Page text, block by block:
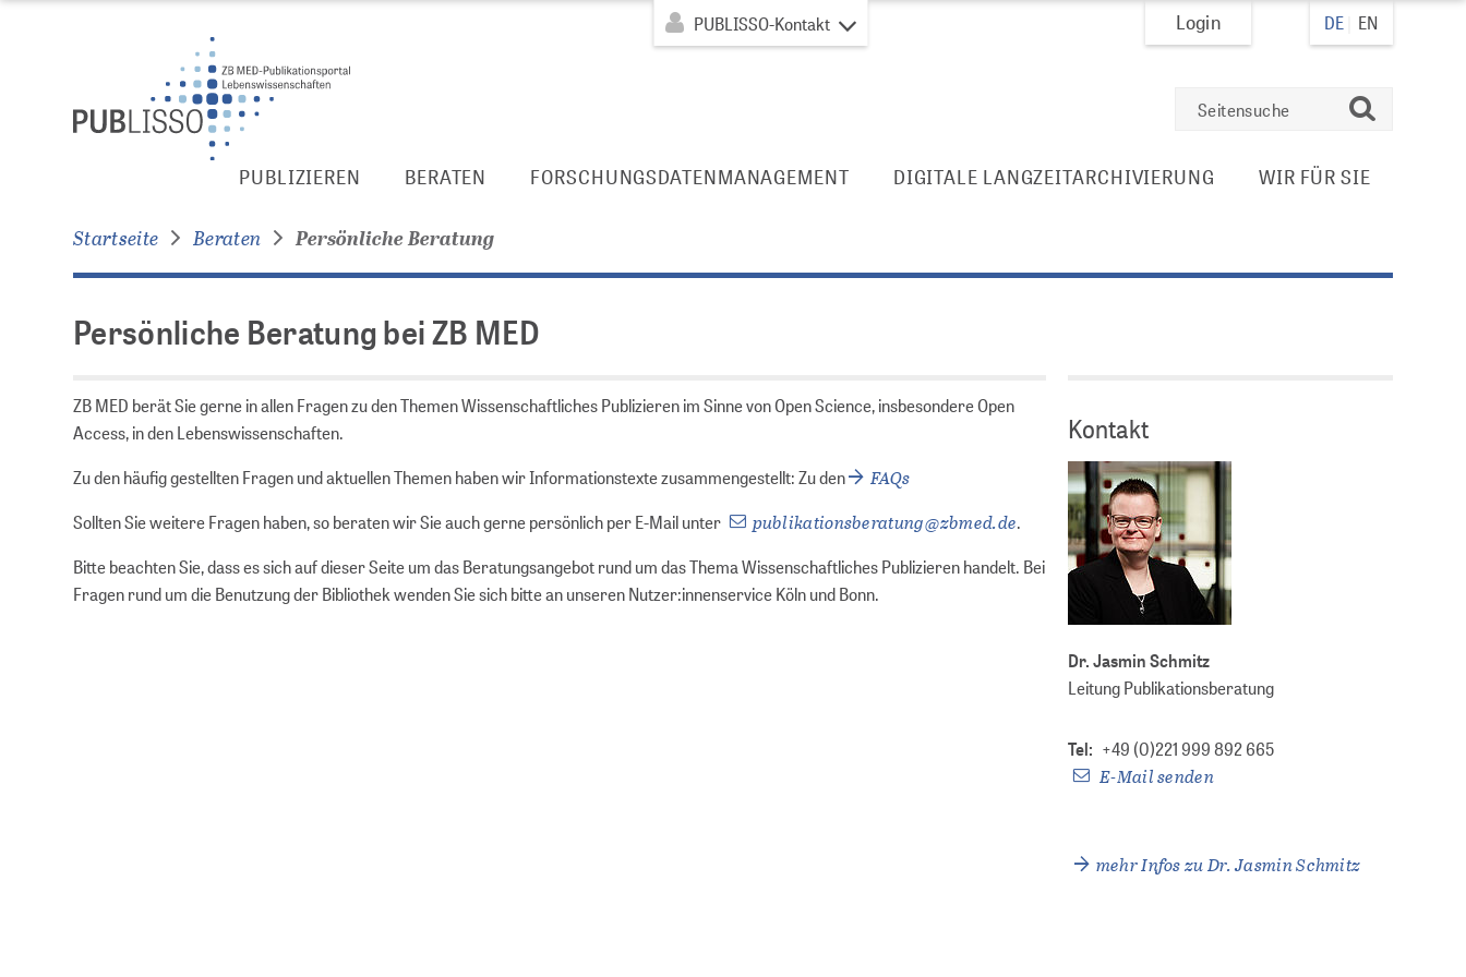
Seitennavigation
springen
springen
bei
Login DE EN
suchen
PUBLIZIEREN BERATEN FORSCHUNGSDATENMANAGEMENT DIGITALE LANGZEITARCHIVIERUNG WIR FÜR SIE
Startseite Beraten Persönliche Beratung
Persönliche Beratung bei ZB MED
ZB MED berät Sie gerne in allen Fragen zu den Themen Wissenschaftliches Publizieren im Sinne von Open Science, insbesondere Open
Access, in den Lebens­wissen­schaften.
Zu den häufig gestellten Fragen und aktuellen Themen haben wir Informationstexte zusammengestellt: Zu den
FAQs
Sollten Sie weitere Fragen haben, so beraten wir Sie auch gerne persönlich per E-Mail unter publikationsberatung@zbmed.de.
Bitte beachten Sie, dass es sich auf dieser Seite um das Beratungsangebot rund um das Thema Wissenschaftliches Publizieren handelt. Bei
Fragen rund um die Benutzung der Bibliothek wenden Sie sich bitte an unseren Nutzer:innenservice Köln und Bonn.
Kontakt
Dr. Jasmin Schmitz
Leitung Publikationsberatung
Tel: +49 (0)221 999 892 665
E-Mail senden
mehr Infos zu Dr. Jasmin Schmitz
PUBLISSO-Kontakt